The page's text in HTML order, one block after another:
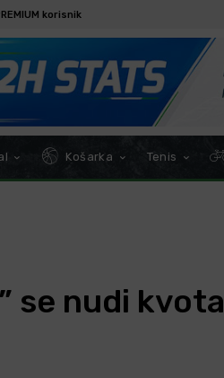
korisnik
Košarka Tenis
se nudi kvota